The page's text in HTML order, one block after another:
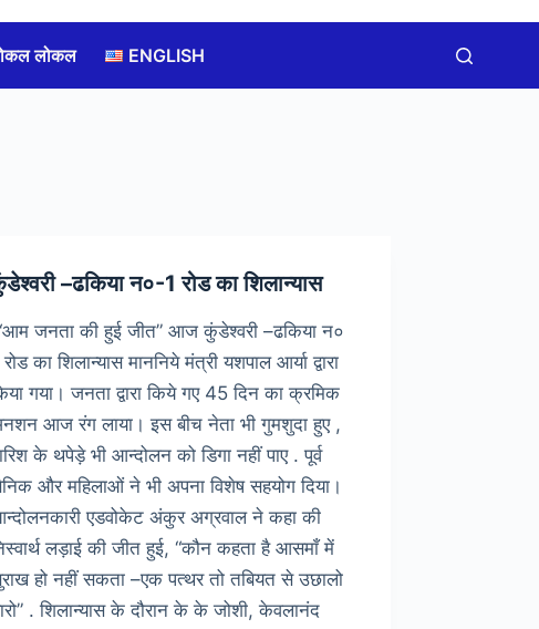
लोकल ENGLISH
–ढकिया न०-1 रोड का शिलान्यास
जनता की हुई जीत” आज कुंडेश्वरी –ढकिया न०
का शिलान्यास माननिये मंत्री यशपाल आर्या द्वारा
गया। जनता द्वारा किये गए 45 दिन का क्रमिक
आज रंग लाया। इस बीच नेता भी गुमशुदा हुए ,
के थपेड़े भी आन्दोलन को डिगा नहीं पाए . पूर्व
और महिलाओं ने भी अपना विशेष सहयोग दिया।
एडवोकेट अंकुर अग्रवाल ने कहा की
लड़ाई की जीत हुई, “कौन कहता है आसमाँ में
हो नहीं सकता –एक पत्थर तो तबियत से उछालो
. शिलान्यास के दौरान के के जोशी, केवलानंद